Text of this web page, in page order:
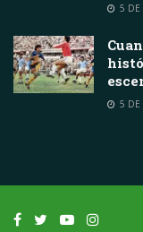
5 DE
5 DE